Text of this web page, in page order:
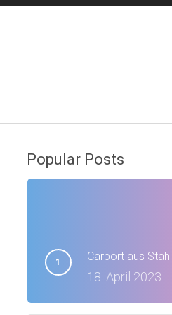
Popular Posts
Carport aus Stahl
18. April 2023